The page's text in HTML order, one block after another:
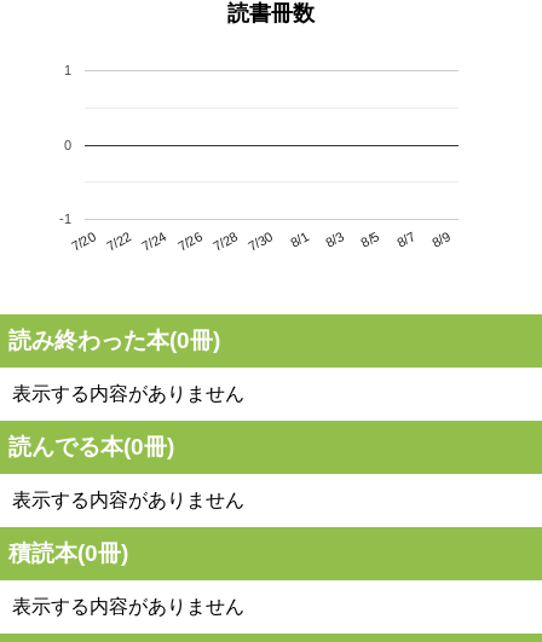
読書冊数
7/20 7/22 7/24 7/26 7/28 7/30 8/1 8/3 8/5 8/7 8/9
-1
0
1
読み終わった本(0冊)
表示する内容がありません
読んでる本(0冊)
表示する内容がありません
積読本(0冊)
表示する内容がありません